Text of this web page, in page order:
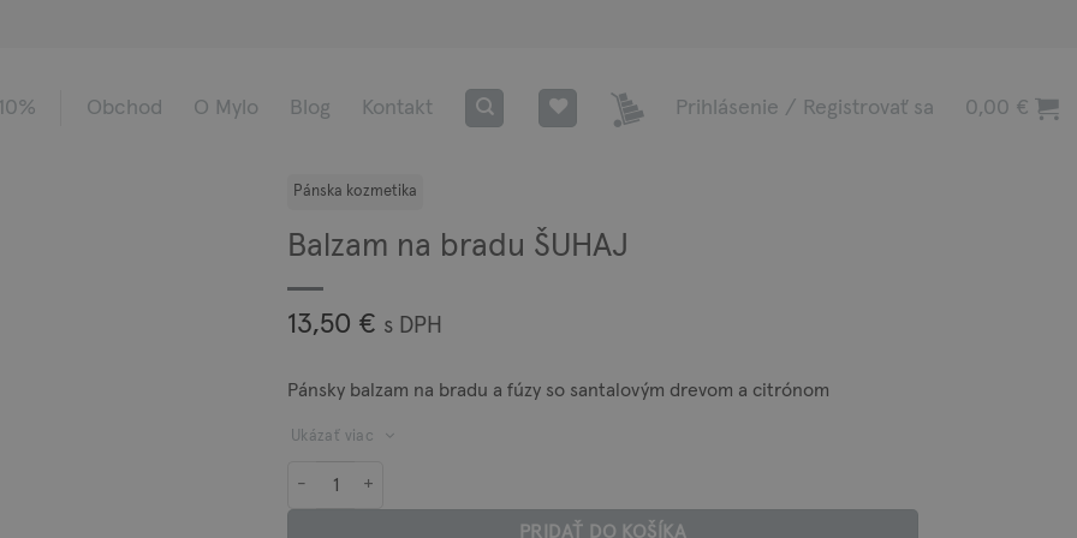
Obchod O Mylo Blog Kontakt Prihlásenie / Registrovať sa 0,00 €
Balzam na bradu ŠUHAJ
13,50 € s DPH
Pánsky balzam na bradu a fúzy so santalovým drevom a citrónom
Ukázať viac
PRIDAŤ DO KOŠÍKA